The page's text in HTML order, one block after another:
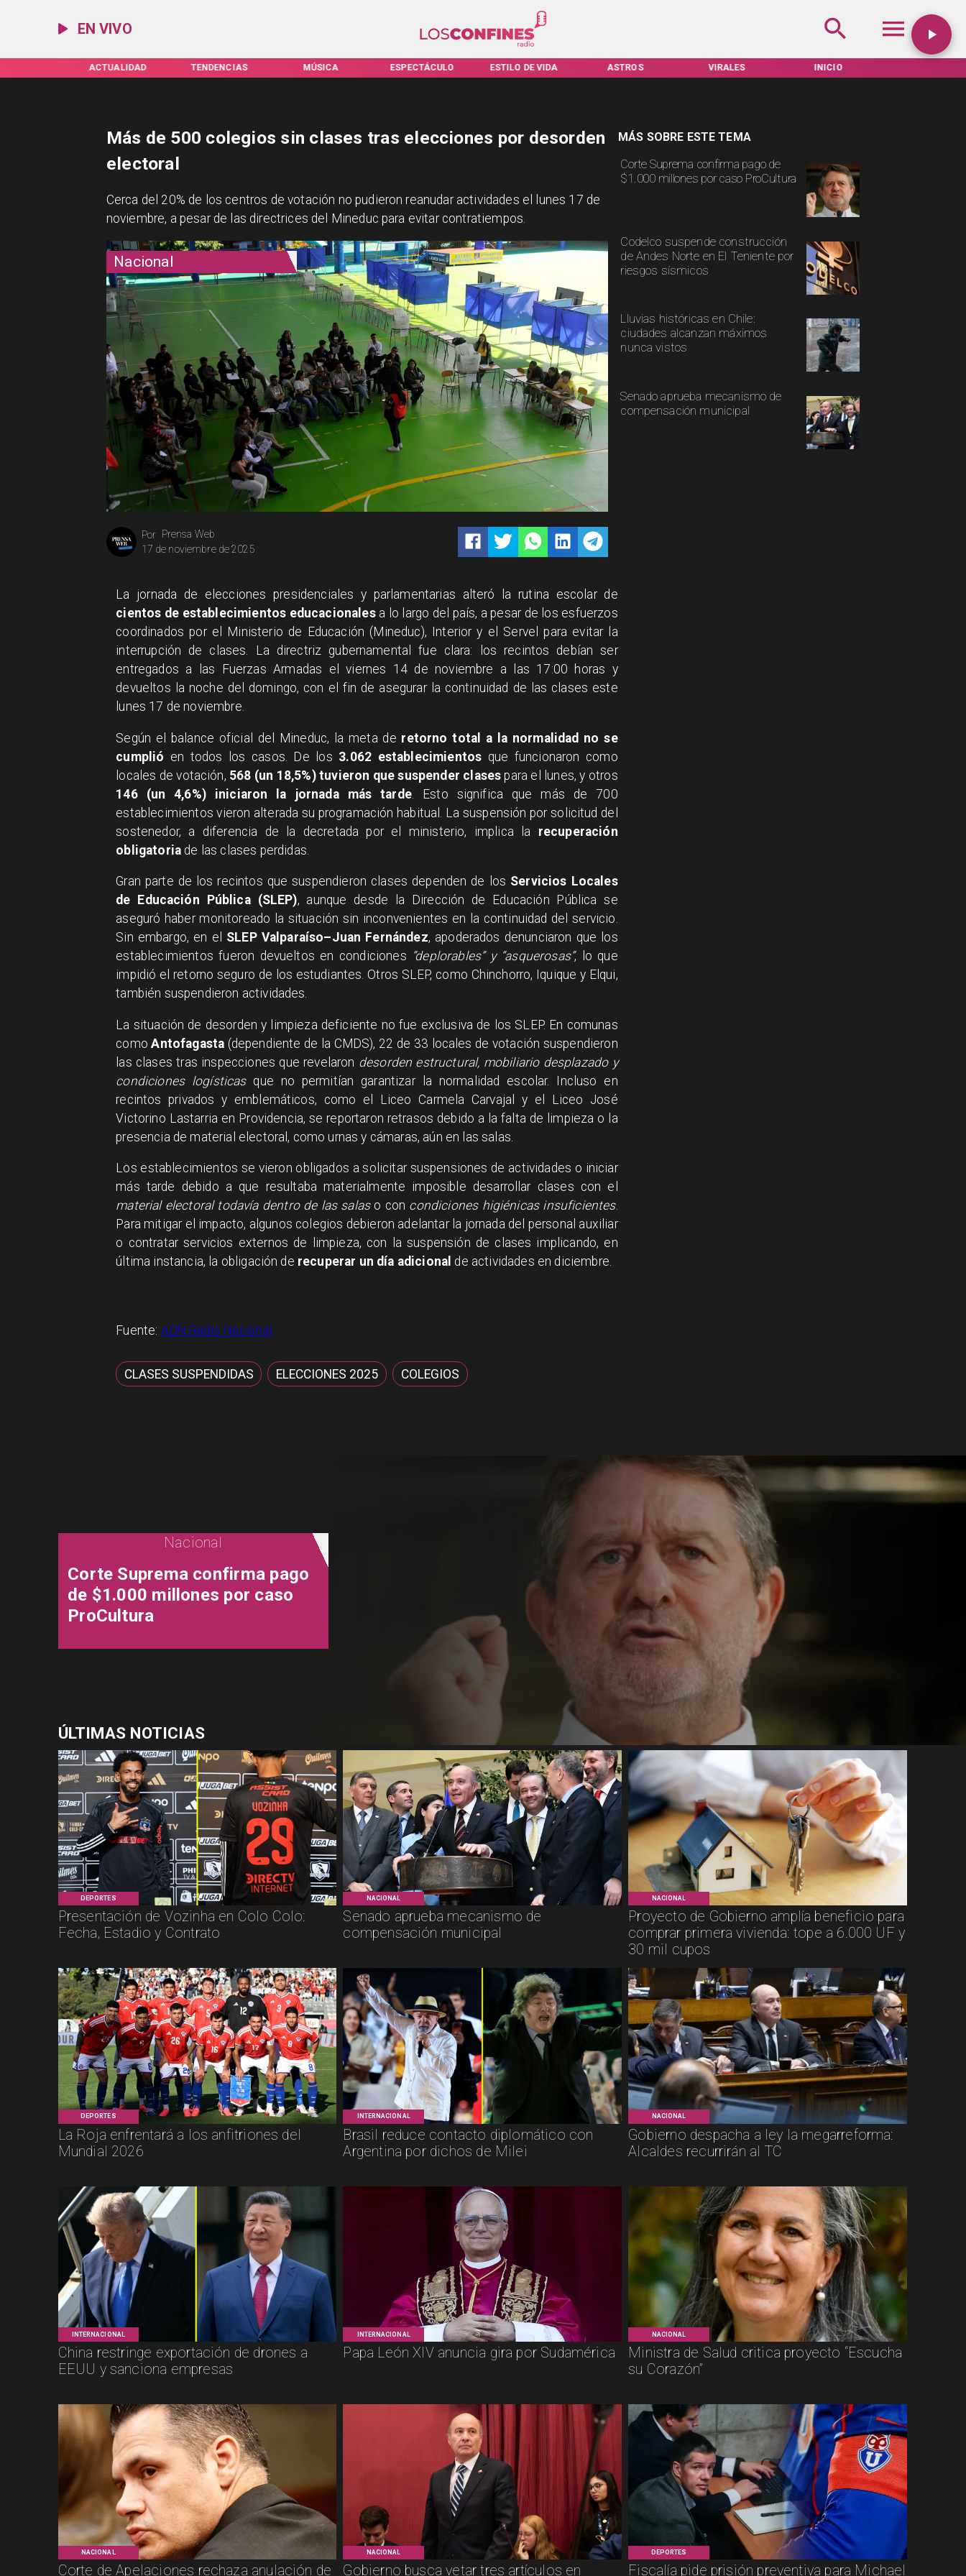
EN VIVO
ACTUALIDAD TENDENCIAS MÚSICA ESPECTÁCULO ESTILO DE VIDA ASTROS VIRALES INICIO
Nacional
Prensa Web
Por
17 de noviembre de 2025
Corte Suprema confirma pago de
$1.000 millones por caso ProCultura
Codelco suspende construcción
de Andes Norte en El Teniente por
riesgos sísmicos
Lluvias históricas en Chile:
ciudades alcanzan máximos
nunca vistos
Senado aprueba mecanismo de
compensación municipal
MÁS SOBRE ESTE TEMA
Más de 500 colegios sin clases tras elecciones por desorden
electoral
Cerca del 20% de los centros de votación no pudieron reanudar actividades el lunes 17 de
noviembre, a pesar de las directrices del Mineduc para evitar contratiempos.
La jornada de elecciones presidenciales y parlamentarias alteró la rutina escolar de
cientos de establecimientos educacionalesa lo largo del país, a pesar de los esfuerzos
coordinados por el Ministerio de Educación (Mineduc), Interior y el Servel para evitar la
interrupción de clases. La directriz gubernamental fue clara: los recintos debían ser
entregados a las Fuerzas Armadas el viernes 14 de noviembre a las 17:00 horas y
devueltos la noche del domingo, con el fin de asegurar la continuidad de las clases este
lunes 17 de noviembre.
Según el balance oficial del Mineduc, la meta de retorno total a la normalidad no se
cumplió en todos los casos. De los 3.062 establecimientos que funcionaron como
locales de votación, 568 (un 18,5%) tuvieron que suspender clases para el lunes, y otros
146 (un 4,6%) iniciaron la jornada más tarde. Esto significa que más de 700
establecimientos vieron alterada su programación habitual. La suspensión por solicitud del
sostenedor, a diferencia de la decretada por el ministerio, implica la recuperación
obligatoria de las clases perdidas.
Gran parte de los recintos que suspendieron clases dependen de los Servicios Locales
de Educación Pública (SLEP), aunque desde la Dirección de Educación Pública se
aseguró haber monitoreado la situación sin inconvenientes en la continuidad del servicio.
Sin embargo, en el SLEP Valparaíso–Juan Fernández, apoderados denunciaron que los
establecimientos fueron devueltos en condiciones “deplorables” y “asquerosas”, lo que
impidió el retorno seguro de los estudiantes. Otros SLEP, como Chinchorro, Iquique y Elqui,
también suspendieron actividades.
La situación de desorden y limpieza deficiente no fue exclusiva de los SLEP. En comunas
comoAntofagasta (dependiente de la CMDS), 22 de 33 locales de votación suspendieron
las clases tras inspecciones que revelaron desorden estructural, mobiliario desplazado y
condiciones logísticasque no permitían garantizar la normalidad escolar. Incluso en
recintos privados y emblemáticos, como el Liceo Carmela Carvajal y el Liceo José
Victorino Lastarria en Providencia, se reportaron retrasos debido a la falta de limpieza o la
presencia de material electoral, como urnas y cámaras, aún en las salas.
Los establecimientos se vieron obligados a solicitar suspensiones de actividades o iniciar
más tarde debido a que resultaba materialmente imposible desarrollar clases con el
material electoral todavía dentro de las salaso con condiciones higiénicas insuficientes.
Para mitigar el impacto, algunos colegios debieron adelantar la jornada del personal auxiliar
o contratar servicios externos de limpieza, con la suspensión de clases implicando, en
última instancia, la obligación de recuperar un día adicional de actividades en diciembre.
Fuente: ADN Radio Nacional
CLASES SUSPENDIDAS ELECCIONES 2025 COLEGIOS
DEPORTES
Presentación de Vozinha en Colo Colo:
Fecha, Estadio y Contrato
NACIONAL
Senado aprueba mecanismo de
compensación municipal
NACIONAL
Proyecto de Gobierno amplía beneficio para
comprar primera vivienda: tope a 6.000 UF y
30 mil cupos
DEPORTES
La Roja enfrentará a los anfitriones del
Mundial 2026
INTERNACIONAL
Brasil reduce contacto diplomático con
Argentina por dichos de Milei
NACIONAL
Gobierno despacha a ley la megarreforma:
Alcaldes recurrirán al TC
INTERNACIONAL
China restringe exportación de drones a
EEUU y sanciona empresas
INTERNACIONAL
Papa León XIV anuncia gira por Sudamérica
NACIONAL
Ministra de Salud critica proyecto “Escucha
su Corazón”
NACIONAL
Corte de Apelaciones rechaza anulación de
NACIONAL
Gobierno busca vetar tres artículos en
DEPORTES
Fiscalía pide prisión preventiva para Michael
Nacional
Corte Suprema confirma pago
de $1.000 millones por caso
ProCultura
ÚLTIMAS NOTICIAS